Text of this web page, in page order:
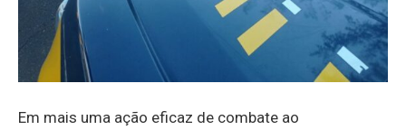
Em mais uma ação eficaz de combate ao